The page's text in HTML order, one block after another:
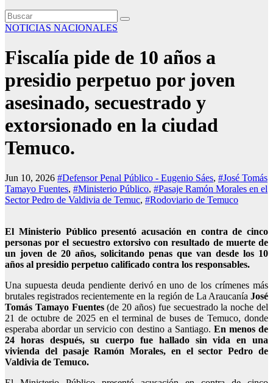
NOTICIAS NACIONALES
Fiscalía pide de 10 años a
presidio perpetuo por joven
asesinado, secuestrado y
extorsionado en la ciudad
Temuco.
Jun 10, 2026 #Defensor Penal Público - Eugenio Sáes, #José Tomás
Tamayo Fuentes, #Ministerio Público, #Pasaje Ramón Morales en el
Sector Pedro de Valdivia de Temuc, #Rodoviario de Temuco
El Ministerio Público presentó acusación en contra de cinco
personas por el secuestro extorsivo con resultado de muerte de
un joven de 20 años, solicitando penas que van desde los 10
años al presidio perpetuo calificado contra los responsables.
Una supuesta deuda pendiente derivó en uno de los crímenes más
brutales registrados recientemente en la región de La Araucanía José
Tomás Tamayo Fuentes(de 20 años) fue secuestrado la noche del
21 de octubre de 2025 en el terminal de buses de Temuco, donde
esperaba abordar un servicio con destino a Santiago. En menos de
24 horas después, su cuerpo fue hallado sin vida en una
vivienda del pasaje Ramón Morales, en el sector Pedro de
Valdivia de Temuco.